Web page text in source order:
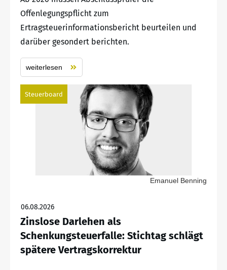
Offenlegungspflicht zum
Ertragsteuerinformationsbericht beurteilen und
darüber gesondert berichten.
weiterlesen
Steuerboard
Emanuel Benning
06.08.2026
Zinslose Darlehen als
Schenkungsteuerfalle: Stichtag schlägt
spätere Vertragskorrektur